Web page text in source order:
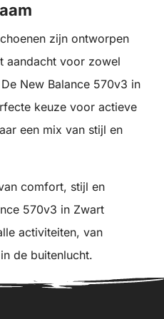
zijn ontworpen
aandacht voor zowel
New Balance 570v3 in
keuze voor actieve
een mix van stijl en
comfort, stijl en
570v3 in Zwart
activiteiten, van
de buitenlucht.